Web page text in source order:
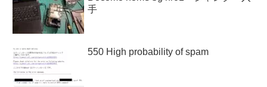
手
550 High probability of spam